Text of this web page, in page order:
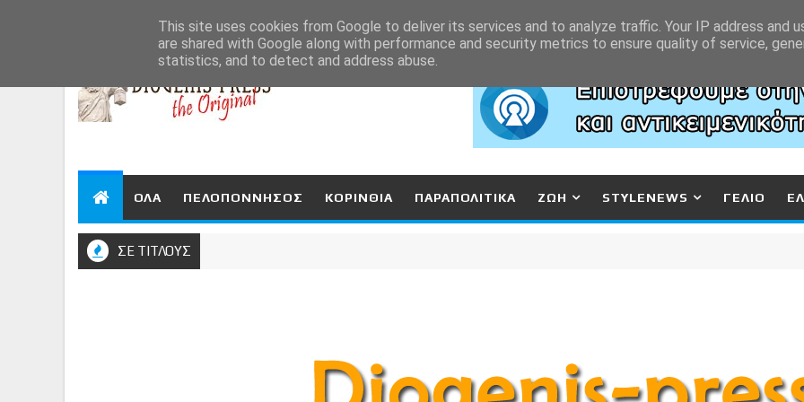
ΟΛΑ ΠΕΛΟΠΟΝΝΗΣΟΣ ΚΟΡΙΝΘΙΑ ΠΑΡΑΠΟΛΙΤΙΚΑ ΖΩΗ STYLENEWS ΓΕΛΙΟ
ΣΕ ΤΙΤΛΟΥΣ
This site uses cookies from Google to deliver its services and to analyze traffic. Your IP address and
are shared with Google along with performance and security metrics to ensure quality of service,
statistics, and to detect and address abuse.